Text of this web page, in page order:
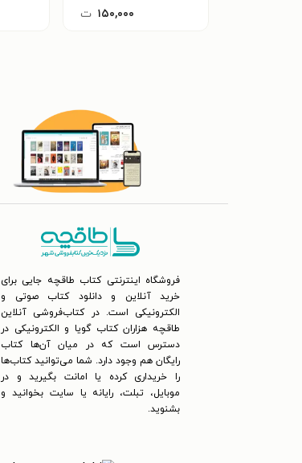
۱۵۰,۰۰۰ ت
فروشگاه اینترنتی کتاب طاقچه جایی برای
خرید آنلاین و دانلود کتاب صوتی و
الکترونیکی است. در کتاب‌فروشی آنلاین
طاقچه هزاران کتاب گویا و الکترونیکی در
دسترس است که در میان آن‌ها کتاب
رایگان هم وجود دارد. شما می‌توانید کتاب‌ها
را خریداری کرده یا امانت بگیرید و در
موبایل، تبلت، رایانه یا سایت بخوانید و
بشنوید.